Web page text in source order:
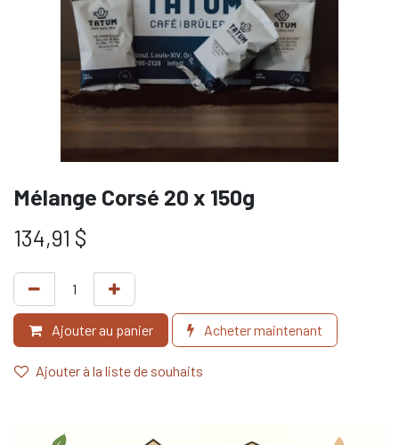
Mélange Corsé 20 x 150g
134,91 $
Ajouter au panier Acheter maintenant
Ajouter à la liste de souhaits